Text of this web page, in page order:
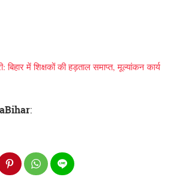
में शिक्षकों की हड़ताल समाप्त, मूल्यांकन कार्य
: